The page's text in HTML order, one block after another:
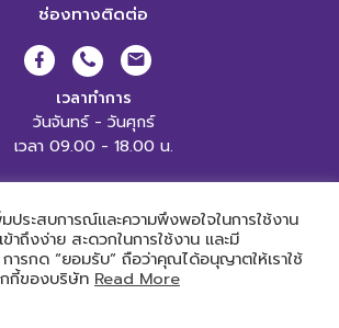
ประสบการณ์และความพึงพอใจในการใช้งาน
ข้าถึงง่าย สะดวกในการใช้งาน และมี
ารกด “ยอมรับ” ถือว่าคุณได้อนุญาตให้เราใช้
กี้ของบริษัท Read More
ช่องทางติดต่อ
เวลาทำการ
วันจันทร์ - วันศุกร์
เวลา 09.00 - 18.00 น.
Powered by